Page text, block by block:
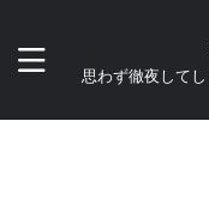
思わず徹夜して